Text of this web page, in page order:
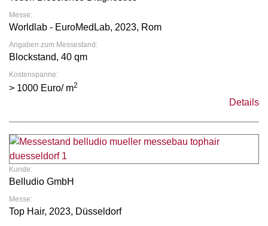
Messe:
Worldlab - EuroMedLab, 2023, Rom
Angaben zum Messestand:
Blockstand, 40 qm
Kostenspanne:
> 1000 Euro/ m2
Details
Kunde:
Belludio GmbH
Messe:
Top Hair, 2023, Düsseldorf